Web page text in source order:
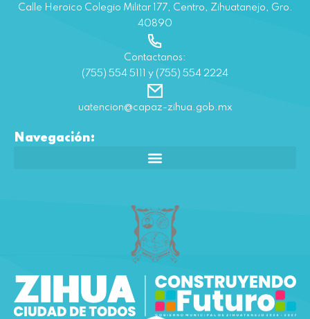
Calle Heroico Colegio Militar 177, Centro, Zihuatanejo, Gro.
40890
Contactanos:
(755) 554 5111 y (755) 554 2224
uatencion@capaz-zihua.gob.mx
Navegación: